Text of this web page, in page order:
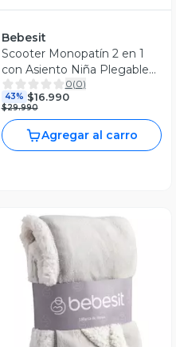
Bebesit
Scooter Monopatín 2 en 1
con Asiento Niña Plegable
XT04 Rosa 0(0)
43% $16.990
$29.990
Agregar al carro
Vista Previa